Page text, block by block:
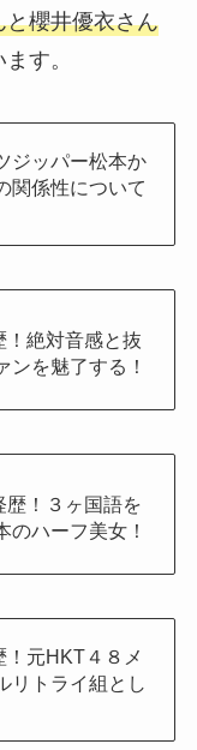
櫻井優衣さん
す。
ジッパー松本か
関係性について
絶対音感と抜
ンを魅了する！
！３ヶ国語を
のハーフ美女！
！元HKT４８メ
リトライ組とし